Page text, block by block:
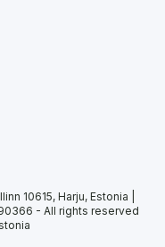
10615, Harju, Estonia |
- All rights reserved